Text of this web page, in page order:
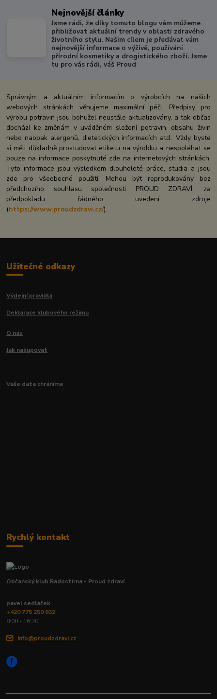
Nejnovější články
Jsme rádi, že díky tomuto blogu vám můžeme
přibližovat aktuální trendy v oblasti zdravého
životního stylu. Našim cílem je předávat vám
nejnovější informace o výživě, používání
přírodní kosmetiky a drogistického zboží. Jsme
tu pro vás rádi, váš Proud
Správným a aktuálním informacím o výrobcích na našich
webových stránkách věnujeme maximální péči. Předpisy pro
výrobu potravin jsou bohužel neustále aktualizovány, a tak občas
dochází ke změnám v uváděném složení potravin, obsahu živin
nebo naopak alergenů, dietetických informacích atd.. Vždy byste
si měli důkladně prostudovat etiketu na výrobku a nespoléhat se
pouze na informace poskytnuté zde na internetových stránkách.
Tyto informace jsou výsledkem dlouholeté práce, studia a jsou
zde pro všeobecné použití. Mohou být reprodukovány bez
předchozího souhlasu společnosti PROUD ZDRAVÍ, za
předpokladu řádného uvedení zdroje
(https://www.proudzdravi.cz/).
Užitečné odkazy
Výdejní pravidla
Deklarace klubového režimu
O nás
Jak nakupovat
Vaše data chráníme
Rychlý kontakt
Občanský klub Radostírna - Proud zdraví
pavel sedláček
+420 775 250 832
8:00 - 16:30
info@proudzdravi.cz